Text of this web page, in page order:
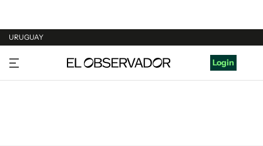
URUGUAY
URUGUAY
ARGENTINA
Login